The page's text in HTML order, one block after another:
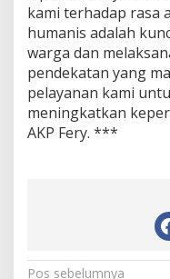
kami terhadap rasa
humanis adalah
warga dan
pendekatan yang
pelayanan kami
meningkatkan
AKP Fery. ***
N
Pos sebelumnya